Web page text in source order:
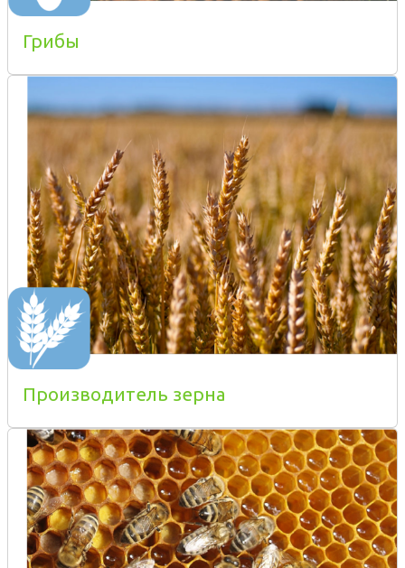
Грибы
Производитель зерна